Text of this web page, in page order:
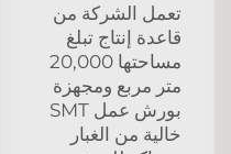
تعمل الشركة من
قاعدة إنتاج تبلغ
مساحتها 20,000
متر مربع ومجهزة
بورش عمل SMT
خالية من الغبار